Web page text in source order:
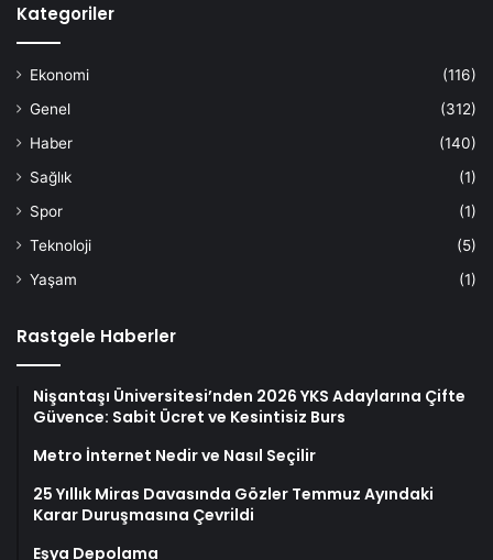
Kategoriler
Ekonomi
(116)
Genel
(312)
Haber
(140)
Sağlık
(1)
Spor
(1)
Teknoloji
(5)
Yaşam
(1)
Rastgele Haberler
Nişantaşı Üniversitesi’nden 2026 YKS Adaylarına Çifte
Güvence: Sabit Ücret ve Kesintisiz Burs
Metro İnternet Nedir ve Nasıl Seçilir
25 Yıllık Miras Davasında Gözler Temmuz Ayındaki
Karar Duruşmasına Çevrildi
Eşya Depolama